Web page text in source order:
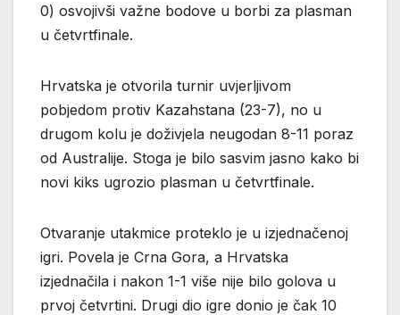
0) osvojivši važne bodove u borbi za plasman
u četvrtfinale.
Hrvatska je otvorila turnir uvjerljivom
pobjedom protiv Kazahstana (23-7), no u
drugom kolu je doživjela neugodan 8-11 poraz
od Australije. Stoga je bilo sasvim jasno kako bi
novi kiks ugrozio plasman u četvrtfinale.
Otvaranje utakmice proteklo je u izjednačenoj
igri. Povela je Crna Gora, a Hrvatska
izjednačila i nakon 1-1 više nije bilo golova u
prvoj četvrtini. Drugi dio igre donio je čak 10